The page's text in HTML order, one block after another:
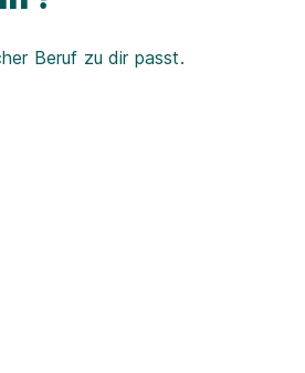
Beruf zu dir passt.